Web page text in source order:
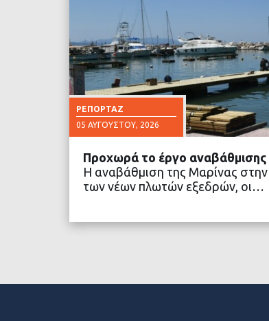
ΡΕΠΟΡΤΆΖ
05 ΑΥΓΟΎΣΤΟΥ, 2026
ΔΙΑΒΑΣΤΕ
Προχωρά το έργο
Η αναβάθμιση της Μαρίνας
των νέων πλωτών εξεδρών, οι…